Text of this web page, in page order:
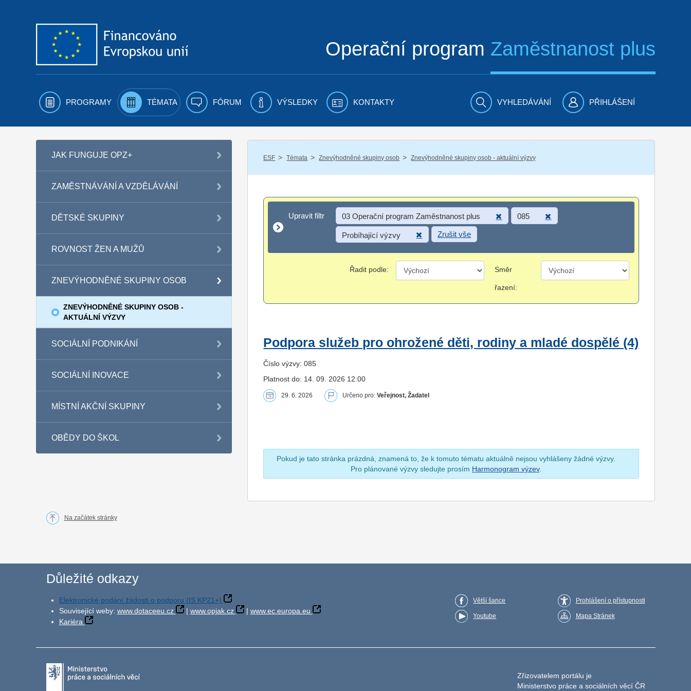
Operační program Zaměstnanost plus
PROGRAMY TÉMATA FÓRUM VÝSLEDKY KONTAKTY VYHLEDÁVÁNÍ PŘIHLÁŠENÍ
JAK FUNGUJE OPZ+
ZAMĚSTNÁVÁNÍ A VZDĚLÁVÁNÍ
DĚTSKÉ SKUPINY
ROVNOST ŽEN A MUŽŮ
ZNEVÝHODNĚNÉ SKUPINY OSOB
ZNEVÝHODNĚNÉ SKUPINY OSOB -
AKTUÁLNÍ VÝZVY
SOCIÁLNÍ PODNIKÁNÍ
SOCIÁLNÍ INOVACE
MÍSTNÍ AKČNÍ SKUPINY
OBĚDY DO ŠKOL
ESF / Témata / Znevýhodněné skupiny osob / Znevýhodněné skupiny osob - aktuální výzvy
Upravit filtr
Upravit filtr 03 Operační program Zaměstnanost plus 085
Probíhající výzvy Zrušit vše
Řadit podle: Směr
řazení:
Podpora služeb pro ohrožené děti, rodiny a mladé dospělé (4)
Číslo výzvy: 085
Platnost do: 14. 09. 2026 12:00
29. 6. 2026 Určeno pro:Veřejnost, Žadatel
Pokud je tato stránka prázdná, znamená to, že k tomuto tématu aktuálně nejsou vyhlášeny žádné výzvy.
Pro plánované výzvy sledujte prosím Harmonogram výzev.
Na začátek stránky
Důležité odkazy
Elektronické podání žádosti o podporu (IS KP21+)
Související weby: www.dotaceeu.cz | www.opjak.cz | www.ec.europa.eu
Kariéra
Větší šance
Youtube
Prohlášení o přístupnosti
Mapa Stránek
Zřizovatelem portálu je
Ministerstvo práce a sociálních věcí ČR